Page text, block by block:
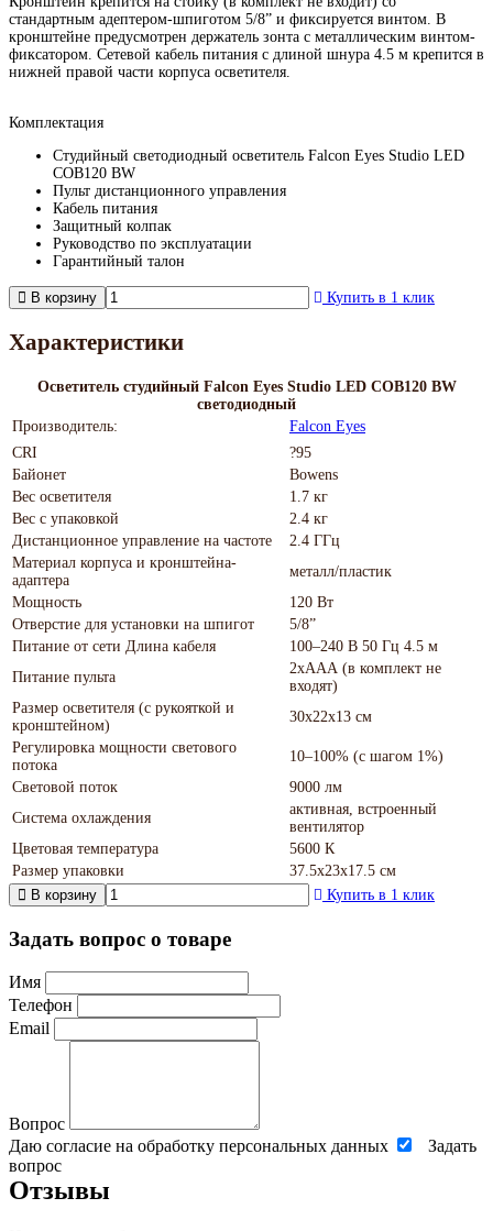
стандартным адептером-шпиготом 5/8” и фиксируется винтом. В
кронштейне предусмотрен держатель зонта с металлическим винтом-
фиксатором. Сетевой кабель питания с длиной шнура 4.5 м крепится в
нижней правой части корпуса осветителя.
Комплектация
Студийный светодиодный осветитель Falcon Eyes Studio LED
COB120 BW
Пульт дистанционного управления
Кабель питания
Защитный колпак
Руководство по эксплуатации
Гарантийный талон
В корзину Купить в 1 клик
Характеристики
Осветитель студийный Falcon Eyes Studio LED COB120 BW
светодиодный
Производитель:
Falcon Eyes
CRI
?95
Байонет
Bowens
Вес осветителя
1.7 кг
Вес с упаковкой
2.4 кг
Дистанционное управление на частоте
2.4 ГГц
Материал корпуса и кронштейна-
адаптера
металл/пластик
Мощность
120 Вт
Отверстие для установки на шпигот
5/8”
Питание от сети Длина кабеля
100–240 В 50 Гц 4.5 м
Питание пульта
2хААА (в комплект не
входят)
Размер осветителя (с рукояткой и
кронштейном)
30х22х13 см
Регулировка мощности светового
потока
10–100% (с шагом 1%)
Световой поток
9000 лм
Система охлаждения
активная, встроенный
вентилятор
Цветовая температура
5600 К
Размер упаковки
37.5х23х17.5 см
В корзину
Купить в 1 клик
Задать вопрос о товаре
Имя
Телефон
Email
Вопрос
Даю согласие на обработку персональных данных
Задать
вопрос
Отзывы